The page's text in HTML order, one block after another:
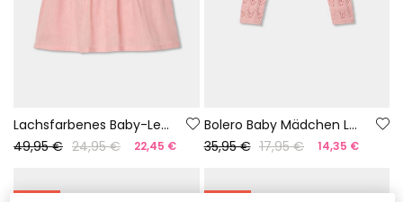
Lachsfarbenes Baby-Leinenkleid
49,95 € 24,95 € 22,45 €
Bolero Baby Mädchen Lachsfarben
35,95 € 17,95 € 14,35 €